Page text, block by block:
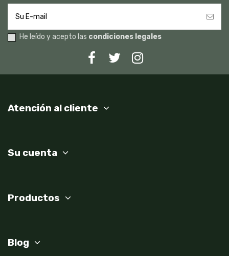
He leído y acepto las condiciones legales
Atención al cliente
Su cuenta
Productos
Blog